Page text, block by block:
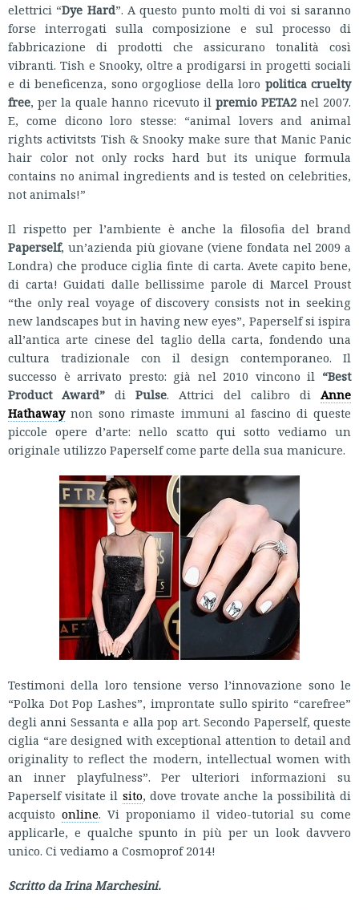
elettrici “Dye Hard”. A questo punto molti di voi si saranno
forse interrogati sulla composizione e sul processo di
fabbricazione di prodotti che assicurano tonalità così
vibranti. Tish e Snooky, oltre a prodigarsi in progetti sociali
e di beneficenza, sono orgogliose della loro politica cruelty
free, per la quale hanno ricevuto il premio PETA2nel 2007.
E, come dicono loro stesse: “animal lovers and animal
rights activitsts Tish & Snooky make sure that Manic Panic
hair color not only rocks hard but its unique formula
contains no animal ingredients and is tested on celebrities,
not animals!”
Il rispetto per l’ambiente è anche la filosofia del brand
Paperself, un’azienda più giovane (viene fondata nel 2009 a
Londra) che produce ciglia finte di carta. Avete capito bene,
di carta! Guidati dalle bellissime parole di Marcel Proust
“the only real voyage of discovery consists not in seeking
new landscapes but in having new eyes”, Paperself si ispira
all’antica arte cinese del taglio della carta, fondendo una
cultura tradizionale con il design contemporaneo. Il
successo è arrivato presto: già nel 2010 vincono il “Best
Product Award” di Pulse. Attrici del calibro di Anne
Hathawaynon sono rimaste immuni al fascino di queste
piccole opere d’arte: nello scatto qui sotto vediamo un
originale utilizzo Paperself come parte della sua manicure.
Testimoni della loro tensione verso l’innovazione sono le
“Polka Dot Pop Lashes”, improntate sullo spirito “carefree”
degli anni Sessanta e alla pop art. Secondo Paperself, queste
ciglia “are designed with exceptional attention to detail and
originality to reflect the modern, intellectual women with
an inner playfulness”. Per ulteriori informazioni su
Paperself visitate il sito, dove trovate anche la possibilità di
acquisto online. Vi proponiamo il video-tutorial su come
applicarle, e qualche spunto in più per un look davvero
unico. Ci vediamo a Cosmoprof 2014!
Scritto da Irina Marchesini.